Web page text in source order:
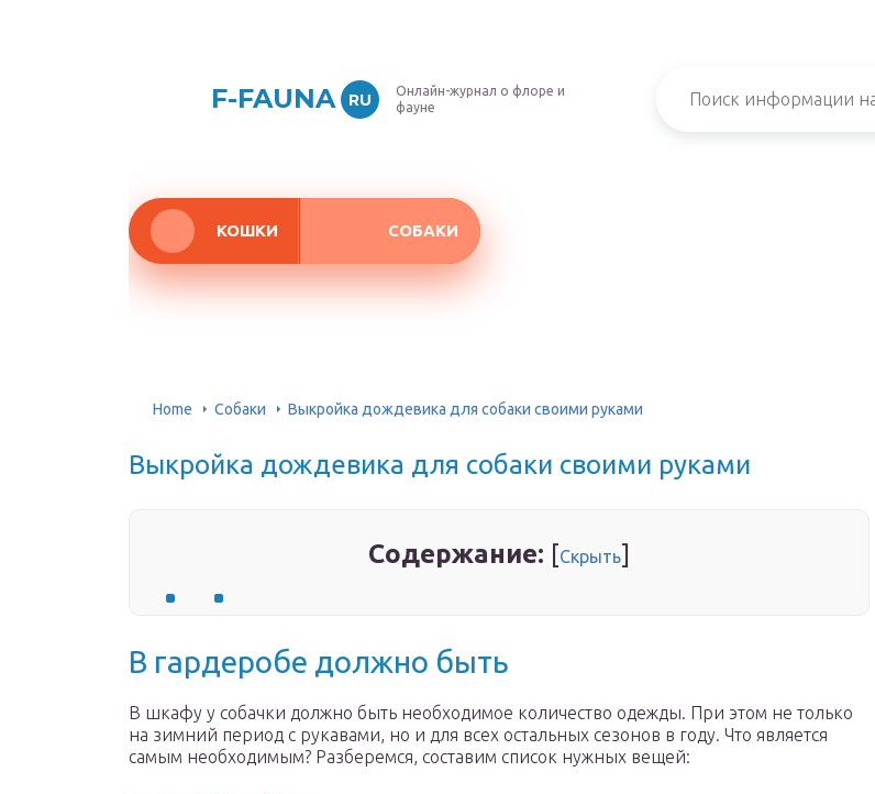
F-FAUNA RU
Онлайн-журнал о флоре и
фауне
КОШКИ СОБАКИ
Home Собаки Выкройка дождевика для собаки своими руками
Выкройка дождевика для собаки своими руками
Содержание: [Скрыть]
В гардеробе должно быть
В шкафу у собачки должно быть необходимое количество одежды. При этом не только
на зимний период с рукавами, но и для всех остальных сезонов в году. Что является
самым необходимым? Разберемся, составим список нужных вещей: